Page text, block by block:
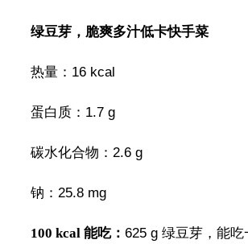
绿豆芽，脆爽多汁低卡快手菜
热量：16 kcal
蛋白质：1.7 g
碳水化合物：2.6 g
钠：25.8 mg
100 kcal 能吃： 625 g 绿豆芽，能吃